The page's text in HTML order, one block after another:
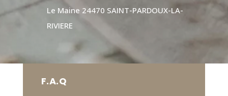
Le Maine 24470 SAINT-PARDOUX-LA-
RIVIERE
F.A.Q